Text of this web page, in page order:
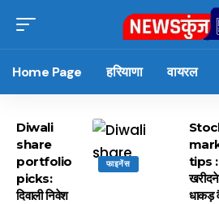
Home Page हरियाणा वायरल
फाइनेंस
Diwali
share
portfolio
picks:
दिवाली निवेश
tips :
धाकड़